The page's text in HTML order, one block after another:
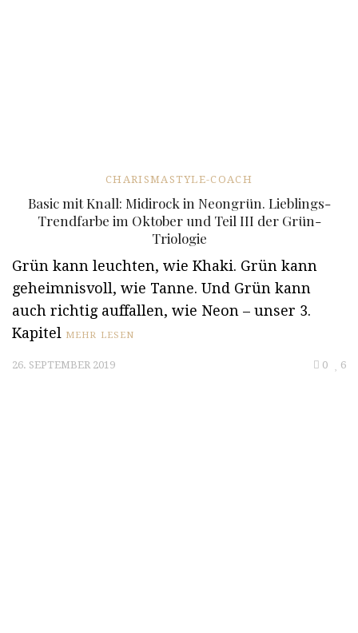
CHARISMASTYLE-COACH
Basic mit Knall: Midirock in Neongrün. Lieblings-
Trendfarbe im Oktober und Teil III der Grün-
Triologie
Grün kann leuchten, wie Khaki. Grün kann
geheimnisvoll, wie Tanne. Und Grün kann
auch richtig auffallen, wie Neon – unser 3.
Kapitel MEHR LESEN
26. SEPTEMBER 2019 0 6